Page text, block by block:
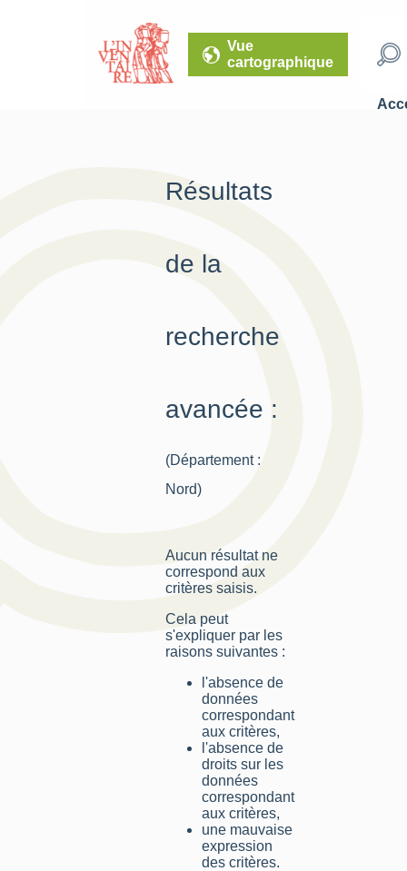
Vue
cartographique
Résultats
de la
recherche
avancée :
(Département :
Nord)
Aucun résultat ne
correspond aux
critères saisis.
Cela peut
s'expliquer par les
raisons suivantes :
l'absence de
données
correspondant
aux critères,
l'absence de
droits sur les
données
correspondant
aux critères,
une mauvaise
expression
des critères.